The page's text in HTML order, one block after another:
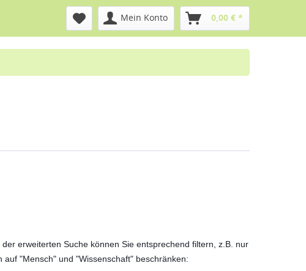
Mein Konto 0,00 € *
erweiterten Suche können Sie entsprechend filtern, z.B. nur
"Mensch" und "Wissenschaft" beschränken: